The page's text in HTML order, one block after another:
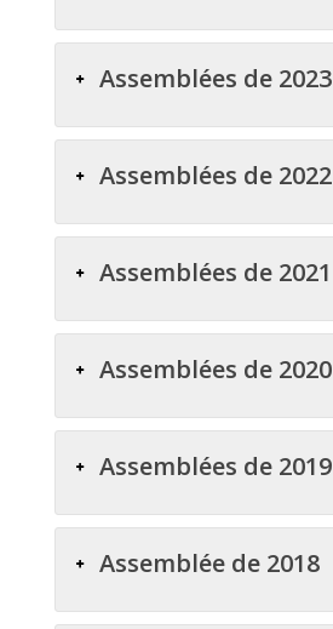
Assemblées de 2023
Assemblées de 2022
Assemblées de 2021
Assemblées de 2020
Assemblées de 2019
Assemblée de 2018